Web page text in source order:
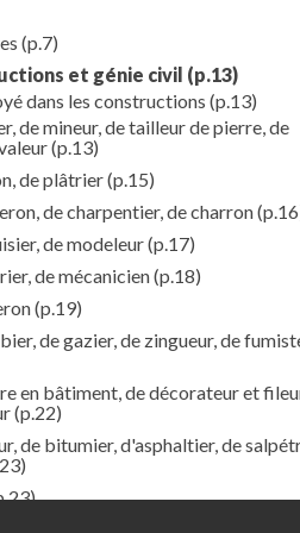
(p.7)
et génie civil (p.13)
dans les constructions (p.13)
de mineur, de tailleur de pierre, de
(p.13)
de plâtrier(p.15)
de charpentier, de charron
de modeleur(p.17)
de mécanicien(p.18)
(p.19)
de gazier, de zingueur, de
en bâtiment, de décorateur et
(p.22)
de bitumier, d'asphaltier, de